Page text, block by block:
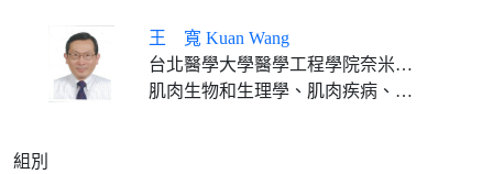
王 寬 Kuan Wang
台北醫學大學醫學工程學院奈米醫學講座教授
肌肉生物和生理學、肌肉疾病、收縮系統的結構生物學、肌肉蛋白質體學、奈米醫學
組別